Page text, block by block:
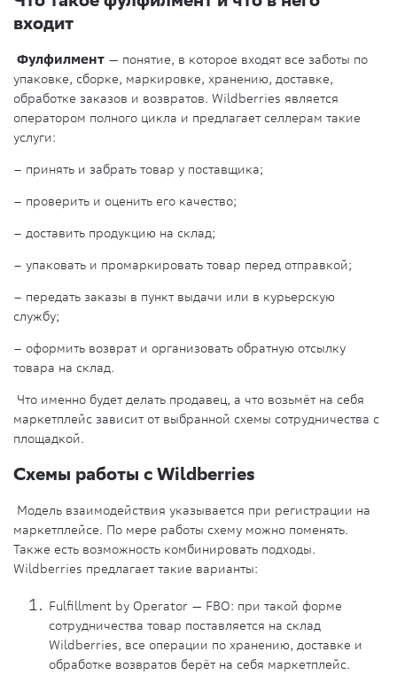
входит
Фулфилмент — понятие, в которое входят все заботы по
упаковке, сборке, маркировке, хранению, доставке,
обработке заказов и возвратов. Wildberries является
оператором полного цикла и предлагает селлерам такие
услуги:
– принять и забрать товар у поставщика;
– проверить и оценить его качество;
– доставить продукцию на склад;
– упаковать и промаркировать товар перед отправкой;
– передать заказы в пункт выдачи или в курьерскую
службу;
– оформить возврат и организовать обратную отсылку
товара на склад.
Что именно будет делать продавец, а что возьмёт на себя
маркетплейс зависит от выбранной схемы сотрудничества с
площадкой.
Схемы работы с Wildberries
Модель взаимодействия указывается при регистрации на
маркетплейсе. По мере работы схему можно поменять.
Также есть возможность комбинировать подходы.
Wildberries предлагает такие варианты:
Fulfillment by Operator — FBO: при такой форме
сотрудничества товар поставляется на склад
Wildberries, все операции по хранению, доставке и
обработке возвратов берёт на себя маркетплейс.